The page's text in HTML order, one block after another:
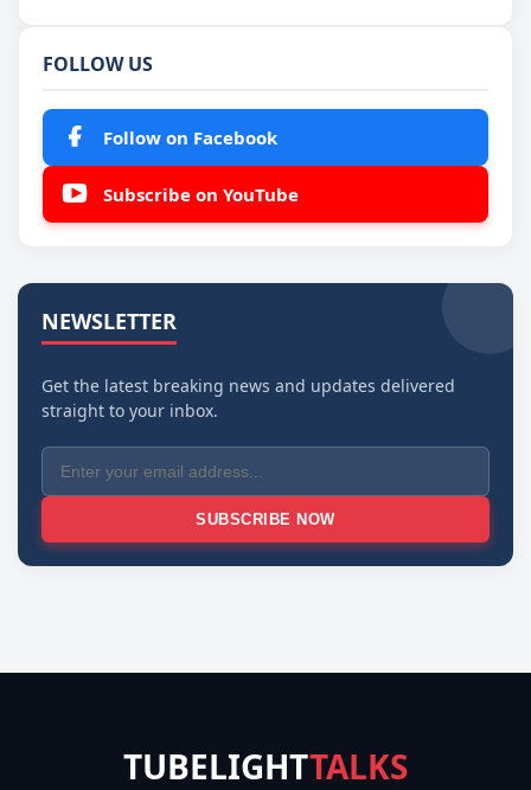
FOLLOW US
Follow on Facebook
Subscribe on YouTube
NEWSLETTER
Get the latest breaking news and updates delivered
straight to your inbox.
SUBSCRIBE NOW
TUBELIGHTTALKS